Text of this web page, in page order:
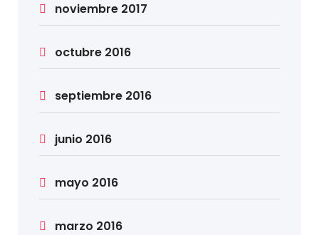
noviembre 2017
octubre 2016
septiembre 2016
junio 2016
mayo 2016
marzo 2016